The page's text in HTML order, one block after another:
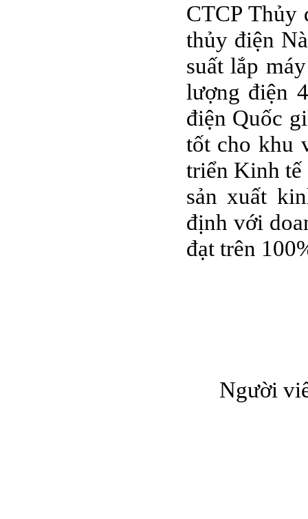
CTCP Thủy
thủy điện
suất lắp
lượng điện
điện Quốc
tốt cho khu
triển Kinh tế
sản xuất
định với
đạt trên
Người